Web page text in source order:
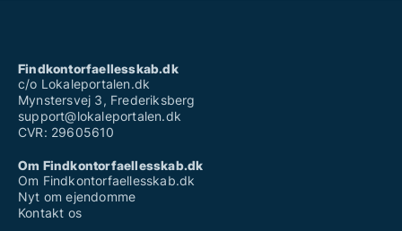
Findkontorfaellesskab.dk
c/o Lokaleportalen.dk
Mynstersvej 3, Frederiksberg
support@lokaleportalen.dk
CVR: 29605610
Om Findkontorfaellesskab.dk
Om Findkontorfaellesskab.dk
Nyt om ejendomme
Kontakt os